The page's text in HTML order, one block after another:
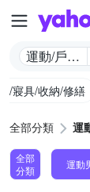
運動/戶外/
/寢具/收納/修繕
全部分類 運
全部
分類
運動